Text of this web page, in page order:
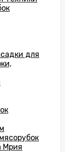
для
Мрия